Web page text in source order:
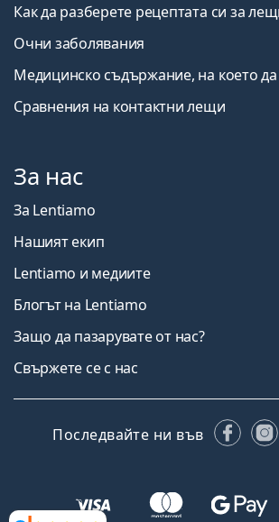
Как да разберете рецептата си за
Очни заболявания
Медицинско съдържание, на което да
Сравнения на контактни лещи
За нас
За Lentiamo
Нашият екип
Lentiamo и медиите
Блогът на Lentiamo
Защо да пазарувате от нас?
Свържете се с нас
Последвайте ни във